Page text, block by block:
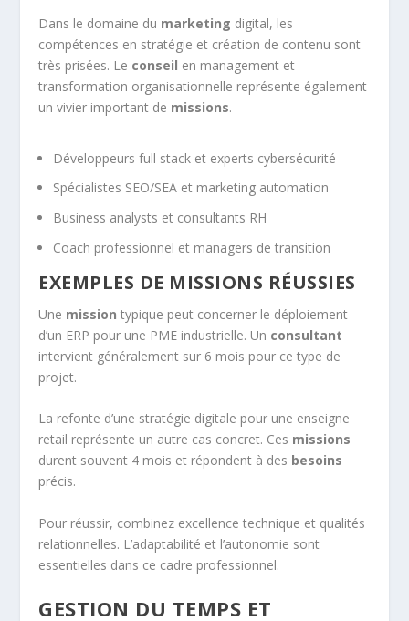
Dans le domaine du marketing digital, les
compétences en stratégie et création de contenu sont
très prisées. Le conseil en management et
transformation organisationnelle représente également
un vivier important de missions.
Développeurs full stack et experts cybersécurité
Spécialistes SEO/SEA et marketing automation
Business analysts et consultants RH
Coach professionnel et managers de transition
EXEMPLES DE MISSIONS RÉUSSIES
Une mission typique peut concerner le déploiement
d’un ERP pour une PME industrielle. Un consultant
intervient généralement sur 6 mois pour ce type de
projet.
La refonte d’une stratégie digitale pour une enseigne
retail représente un autre cas concret. Ces missions
durent souvent 4 mois et répondent à des besoins
précis.
Pour réussir, combinez excellence technique et qualités
relationnelles. L’adaptabilité et l’autonomie sont
essentielles dans ce cadre professionnel.
GESTION DU TEMPS ET